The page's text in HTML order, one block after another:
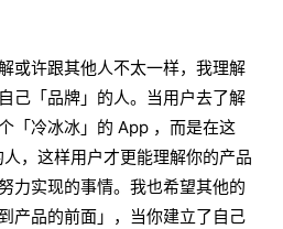
或许跟其他人不太一样，我理解
己「品牌」的人。当用户去了解
「冷冰冰」的 App ，而是在这
，这样用户才更能理解你的产品
力实现的事情。我也希望其他的
产品的前面」，当你建立了自己